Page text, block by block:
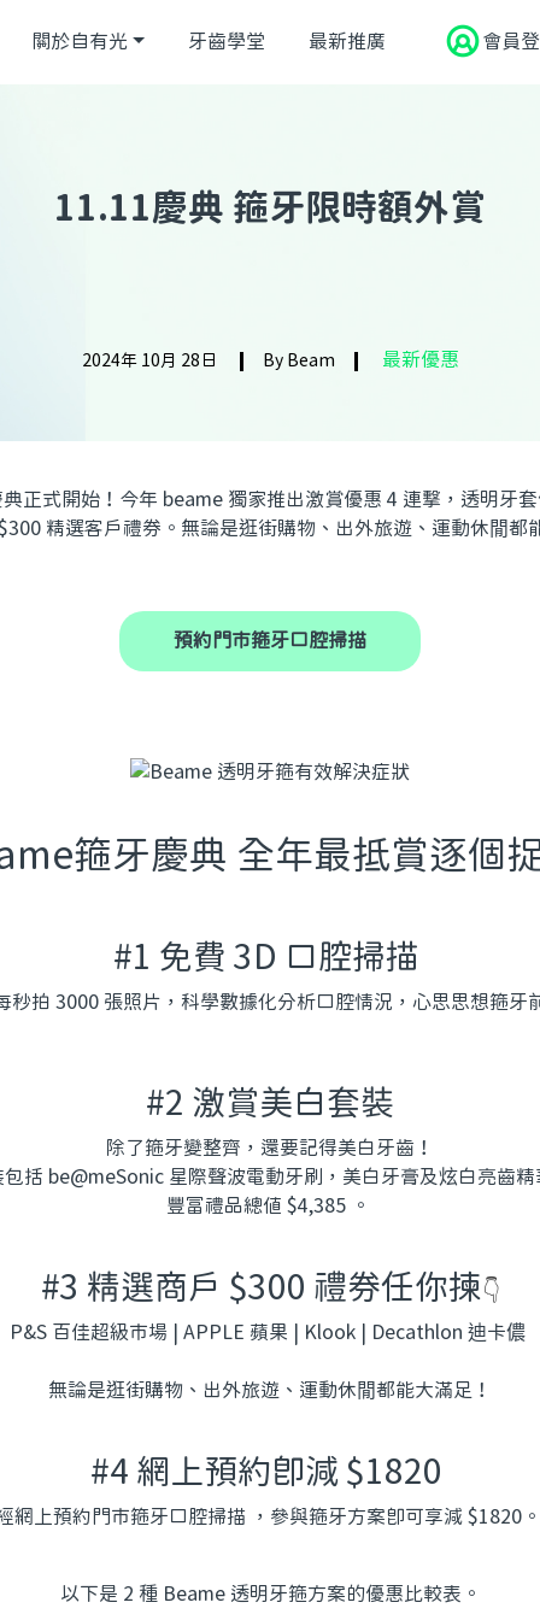
關於自有光 牙齒學堂 最新推廣 會員
11.11慶典 箍牙限時額外賞
2024年 10月 28日 By Beam 最新優惠
正式開始！今年 beame 獨家推出激賞優惠 4 連撃，透明牙套
精選客戶禮券。無論是逛街購物、出外旅遊、運動休閒都
預約門市箍牙口腔掃描
箍牙慶典 全年最抵賞逐個捉
#1 免費 3D 口腔掃描
秒拍 3000 張照片，科學數據化分析口腔情況，心思思想箍牙
#2 激賞美白套裝
除了箍牙變整齊，還要記得美白牙齒！
包括 be@meSonic 星際聲波電動牙刷，美白牙膏及炫白亮齒精
豐富禮品總值 $4,385 。
#3 精選商戶 $300 禮券任你揀👇
P&S 百佳超級市場 | APPLE 蘋果 | Klook | Decathlon 迪卡儂
無論是逛街購物、出外旅遊、運動休閒都能大滿足！
#4 網上預約即減 $1820
網上預約門市箍牙口腔掃描 ，參與箍牙方案即可享減 $1820。
以下是 2 種 Beame 透明牙箍方案的優惠比較表。